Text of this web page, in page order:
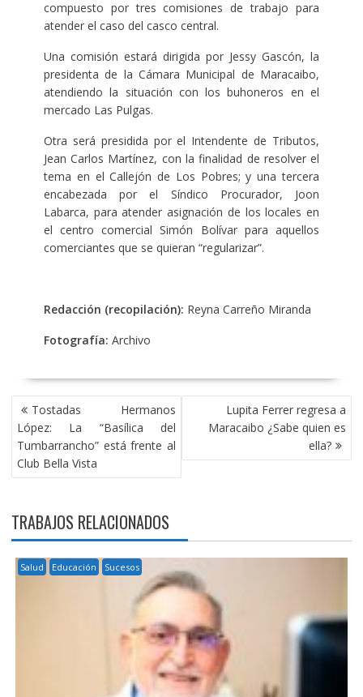
compuesto por tres comisiones de trabajo para
atender el caso del casco central.
Una comisión estará dirigida por Jessy Gascón, la
presidenta de la Cámara Municipal de Maracaibo,
atendiendo la situación con los buhoneros en el
mercado Las Pulgas.
Otra será presidida por el Intendente de Tributos,
Jean Carlos Martínez, con la finalidad de resolver el
tema en el Callejón de Los Pobres; y una tercera
encabezada por el Síndico Procurador, Joon
Labarca, para atender asignación de los locales en
el centro comercial Simón Bolívar para aquellos
comerciantes que se quieran “regularizar”.
Redacción (recopilación): Reyna Carreño Miranda
Fotografía: Archivo
NAVEGACIÓN
DE
ENTRADAS
Tostadas Hermanos
López: La “Basílica del
Tumbarrancho” está frente al
Club Bella Vista
Lupita Ferrer regresa a
Maracaibo ¿Sabe quien es
ella?
TRABAJOS RELACIONADOS
Salud Educación Sucesos